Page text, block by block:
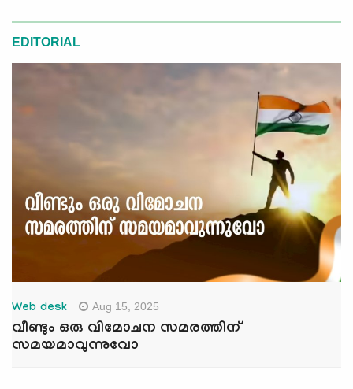
EDITORIAL
Web desk Aug 15, 2025
വീണ്ടും ഒരു വിമോചന സമരത്തിന്
സമയമാവുന്നുവോ